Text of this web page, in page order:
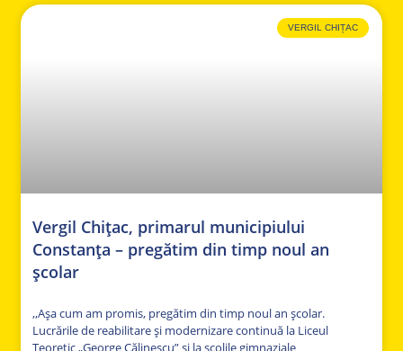
VERGIL CHIȚAC
Vergil Chițac, primarul municipiului
Constanța – pregătim din timp noul an
școlar
,,Așa cum am promis, pregătim din timp noul an școlar.
Lucrările de reabilitare și modernizare continuă la Liceul
Teoretic „George Călinescu” și la școlile gimnaziale